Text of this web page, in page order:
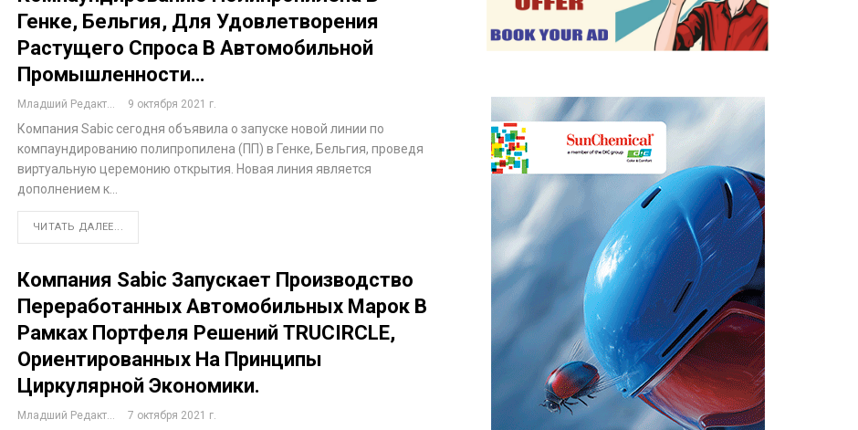
Генке, Бельгия, Для Удовлетворения
Растущего Спроса В Автомобильной
Промышленности…
Младший Редактор 9 октября 2021 г.
Компания Sabic сегодня объявила о запуске новой линии по
компаундированию полипропилена (ПП) в Генке, Бельгия, проведя
виртуальную церемонию открытия. Новая линия является
дополнением к…
ЧИТАТЬ ДАЛЕЕ...
Компания Sabic Запускает Производство
Переработанных Автомобильных Марок В
Рамках Портфеля Решений TRUCIRCLE,
Ориентированных На Принципы
Циркулярной Экономики.
Младший Редактор 7 октября 2021 г.